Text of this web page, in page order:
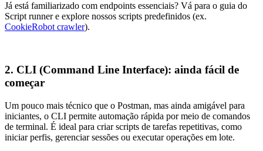
Já está familiarizado com endpoints essenciais? Vá para o guia do
Script runner e explore nossos scripts predefinidos (ex.
CookieRobot crawler).
2. CLI (Command Line Interface): ainda fácil de
começar
Um pouco mais técnico que o Postman, mas ainda amigável para
iniciantes, o CLI permite automação rápida por meio de comandos
de terminal. É ideal para criar scripts de tarefas repetitivas, como
iniciar perfis, gerenciar sessões ou executar operações em lote.